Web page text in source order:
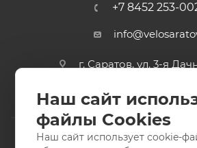
+7 8452 253-
г. Саратов, ул. 3-я
Наш сайт
файлы Cookies
Наш сайт использует cookie-